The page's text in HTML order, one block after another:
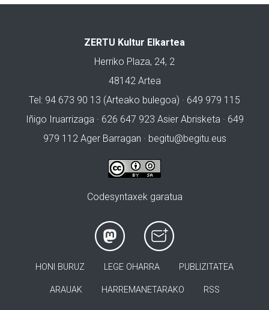
ZERTU Kultur Elkartea
Herriko Plaza, 24, 2
48142 Artea
Tel: 94 673 90 13 (Arteako bulegoa) · 649 979 115
Iñigo Iruarrizaga · 626 647 923 Asier Abrisketa · 649
979 112 Ager Barragan · begitu@begitu.eus
Codesyntaxek garatua
HONI BURUZ LEGE OHARRA PUBLIZITATEA
ARAUAK HARREMANETARAKO RSS